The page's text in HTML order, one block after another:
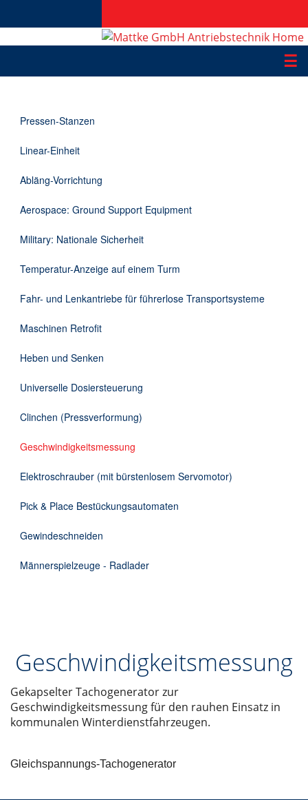
☰
Applikationen
Informationen
Downloads
Kontakt
Pressen-Stanzen
Linear-Einheit
Abläng-Vorrichtung
Aerospace: Ground Support Equipment
Military: Nationale Sicherheit
Temperatur-Anzeige auf einem Turm
Fahr- und Lenkantriebe für führerlose Transportsysteme
Maschinen Retrofit
Heben und Senken
Universelle Dosiersteuerung
Clinchen (Pressverformung)
Geschwindigkeitsmessung
Elektroschrauber (mit bürstenlosem Servomotor)
Pick & Place Bestückungsautomaten
Gewindeschneiden
Männerspielzeuge - Radlader
Geschwindigkeitsmessung
Gekapselter Tachogenerator zur
Geschwindigkeitsmessung für den rauhen Einsatz in
kommunalen Winterdienstfahrzeugen.
Gleichspannungs-Tachogenerator